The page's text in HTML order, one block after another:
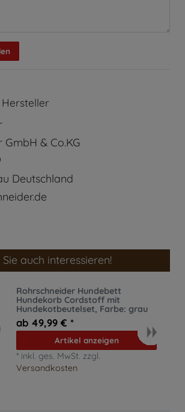
& Co.KG
Deutschland
auch interessieren!
Rohrschneider Hundebett
Hundekorb Cordstoff mit
Hundekotbeutelset, Farbe: grau
ab 49,99 € *
Artikel anzeigen
* inkl. ges. MwSt. zzgl.
Versandkosten